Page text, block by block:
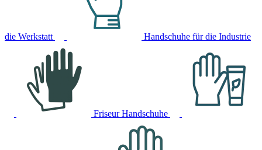
die Werkstatt Handschuhe für die Industrie
Friseur Handschuhe